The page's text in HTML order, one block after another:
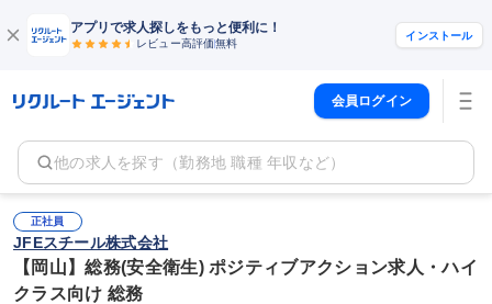
アプリで求人探しをもっと便利に！
レビュー高評価無料
インストール
会員ログイン
他の求人を探す（勤務地 職種 年収など）
正社員
JFEスチール株式会社
【岡山】総務(安全衛生) ポジティブアクション求人・ハイ
クラス向け 総務